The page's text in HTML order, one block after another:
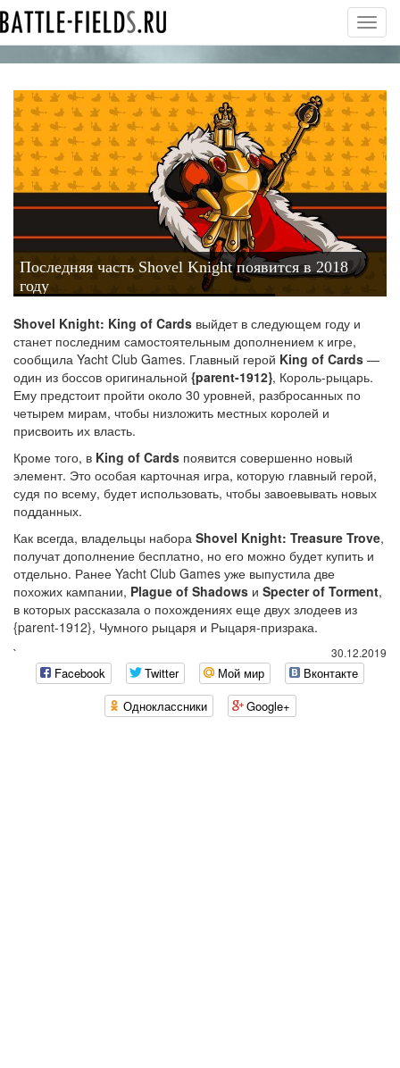
Последняя часть Shovel Knight появится в 2018
году
Shovel Knight: King of Cards выйдет в следующем году и
станет последним самостоятельным дополнением к игре,
сообщила Yacht Club Games. Главный герой King of Cards —
один из боссов оригинальной {parent-1912}, Король-рыцарь.
Ему предстоит пройти около 30 уровней, разбросанных по
четырем мирам, чтобы низложить местных королей и
присвоить их власть.
Кроме того, в King of Cards появится совершенно новый
элемент. Это особая карточная игра, которую главный герой,
судя по всему, будет использовать, чтобы завоевывать новых
подданных.
Как всегда, владельцы набора Shovel Knight: Treasure Trove,
получат дополнение бесплатно, но его можно будет купить и
отдельно. Ранее Yacht Club Games уже выпустила две
похожих кампании, Plague of Shadows и Specter of Torment,
в которых рассказала о похождениях еще двух злодеев из
{parent-1912}, Чумного рыцаря и Рыцаря-призрака.
30.12.2019
`
Facebook Twitter Мой мир
Вконтакте
Одноклассники
Google+